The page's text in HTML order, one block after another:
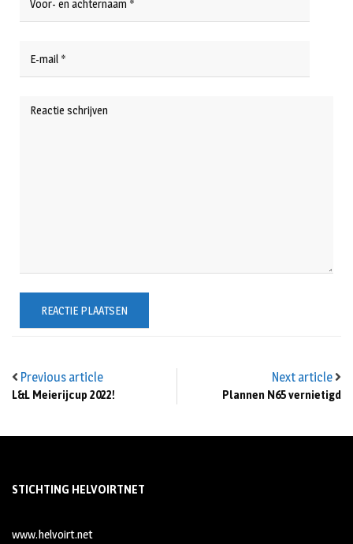
Previous article
L&L Meierijcup 2022!
Next article
Plannen N65 vernietigd
STICHTING HELVOIRTNET
www.helvoirt.net